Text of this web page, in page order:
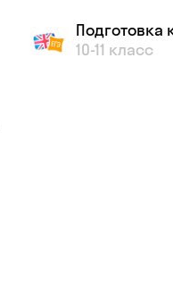
Подготовка
10-11 класс